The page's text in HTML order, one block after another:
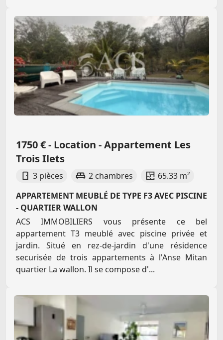
1750 € - Location - Appartement Les
Trois Ilets
3 pièces 2 chambres
65.33 m²
APPARTEMENT MEUBLÉ DE TYPE F3 AVEC PISCINE
- QUARTIER WALLON
ACS IMMOBILIERS vous présente ce bel
appartement T3 meublé avec piscine privée et
jardin. Situé en rez-de-jardin d'une résidence
securisée de trois appartements à l'Anse Mitan
quartier La wallon. Il se compose d'...